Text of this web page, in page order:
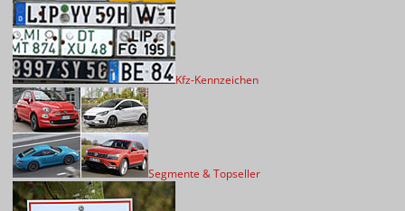
Kfz-Kennzeichen
Segmente & Topseller